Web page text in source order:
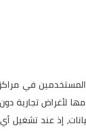
في
لأغراض تجارية
إذ عند تشغيل